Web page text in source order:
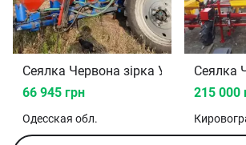
Сеялка Червона зірка УПС 8 2010
66 945 грн
Одесская обл.
Сеялка
215 000